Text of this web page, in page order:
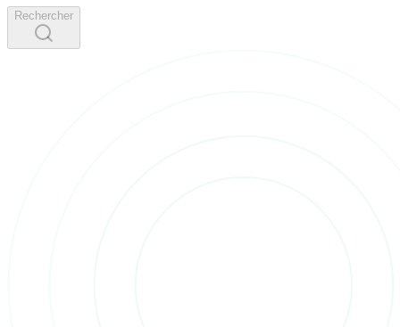
Rechercher